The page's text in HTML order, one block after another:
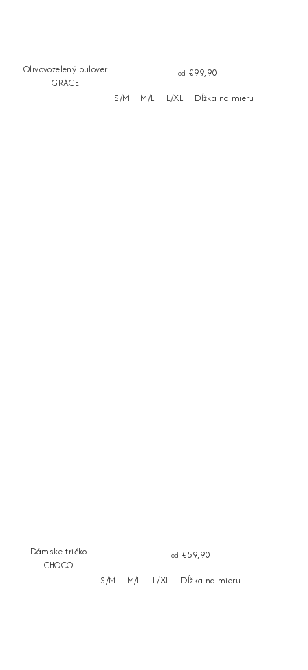
Olivovozelený pulover
GRACE
od €99,90
S/M
M/L L/XL Dĺžka na mieru
Dámske tričko
CHOCO
od €59,90
S/M
M/L L/XL Dĺžka na mieru